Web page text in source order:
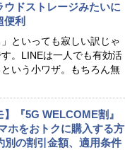
ウドストレージみたいに
便利
」といっても寂しい訳じゃ
。LINEは一人でも有効活
いう小ワザ。もちろん無
】『5G WELCOME割』
ホをおトクに購入する方
別の割引金額、適用条件